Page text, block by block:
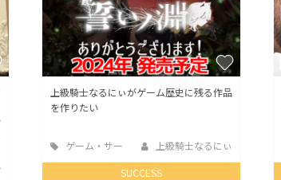
machi-ya コミュニティ
上級騎士なるにぃがゲーム歴史に残る作品
を作りたい
ゲーム・サー
上級騎士なるにぃ
SUCCESS